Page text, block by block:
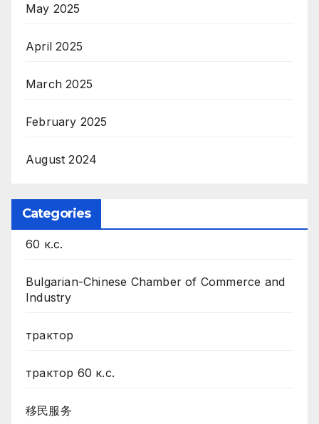
May 2025
April 2025
March 2025
February 2025
August 2024
Categories
60 к.с.
Bulgarian-Chinese Chamber of Commerce and
Industry
трактор
трактор 60 к.с.
移民服务